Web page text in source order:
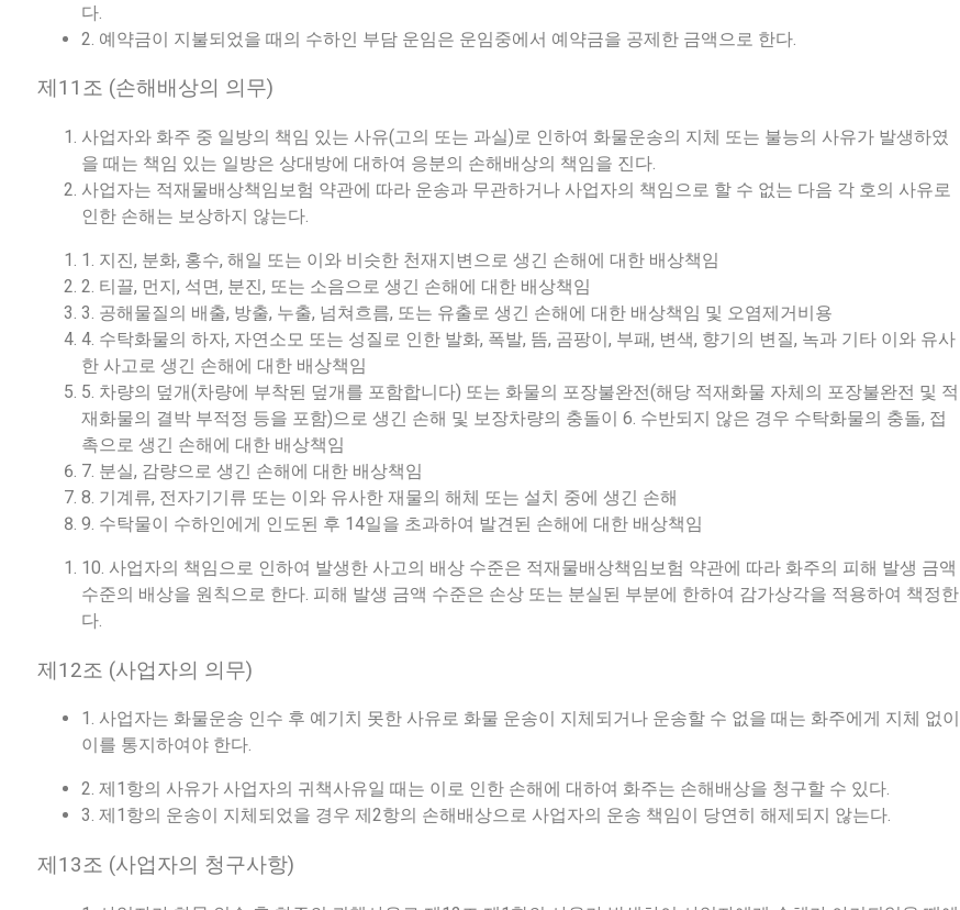
다.
2. 예약금이 지불되었을 때의 수하인 부담 운임은 운임중에서 예약금을 공제한 금액으로 한다.
제11조 (손해배상의 의무)
사업자와 화주 중 일방의 책임 있는 사유(고의 또는 과실)로 인하여 화물운송의 지체 또는 불능의 사유가 발생하였
을 때는 책임 있는 일방은 상대방에 대하여 응분의 손해배상의 책임을 진다.
사업자는 적재물배상책임보험 약관에 따라 운송과 무관하거나 사업자의 책임으로 할 수 없는 다음 각 호의 사유로
인한 손해는 보상하지 않는다.
1. 지진, 분화, 홍수, 해일 또는 이와 비슷한 천재지변으로 생긴 손해에 대한 배상책임
2. 티끌, 먼지, 석면, 분진, 또는 소음으로 생긴 손해에 대한 배상책임
3. 공해물질의 배출, 방출, 누출, 넘쳐흐름, 또는 유출로 생긴 손해에 대한 배상책임 및 오염제거비용
4. 수탁화물의 하자, 자연소모 또는 성질로 인한 발화, 폭발, 뜸, 곰팡이, 부패, 변색, 향기의 변질, 녹과 기타 이와 유사
한 사고로 생긴 손해에 대한 배상책임
5. 차량의 덮개(차량에 부착된 덮개를 포함합니다) 또는 화물의 포장불완전(해당 적재화물 자체의 포장불완전 및 적
재화물의 결박 부적정 등을 포함)으로 생긴 손해 및 보장차량의 충돌이 6. 수반되지 않은 경우 수탁화물의 충돌, 접
촉으로 생긴 손해에 대한 배상책임
7. 분실, 감량으로 생긴 손해에 대한 배상책임
8. 기계류, 전자기기류 또는 이와 유사한 재물의 해체 또는 설치 중에 생긴 손해
9. 수탁물이 수하인에게 인도된 후 14일을 초과하여 발견된 손해에 대한 배상책임
10. 사업자의 책임으로 인하여 발생한 사고의 배상 수준은 적재물배상책임보험 약관에 따라 화주의 피해 발생 금액
수준의 배상을 원칙으로 한다. 피해 발생 금액 수준은 손상 또는 분실된 부분에 한하여 감가상각을 적용하여 책정한
다.
제12조 (사업자의 의무)
1. 사업자는 화물운송 인수 후 예기치 못한 사유로 화물 운송이 지체되거나 운송할 수 없을 때는 화주에게 지체 없이
이를 통지하여야 한다.
2. 제1항의 사유가 사업자의 귀책사유일 때는 이로 인한 손해에 대하여 화주는 손해배상을 청구할 수 있다.
3. 제1항의 운송이 지체되었을 경우 제2항의 손해배상으로 사업자의 운송 책임이 당연히 해제되지 않는다.
제13조 (사업자의 청구사항)